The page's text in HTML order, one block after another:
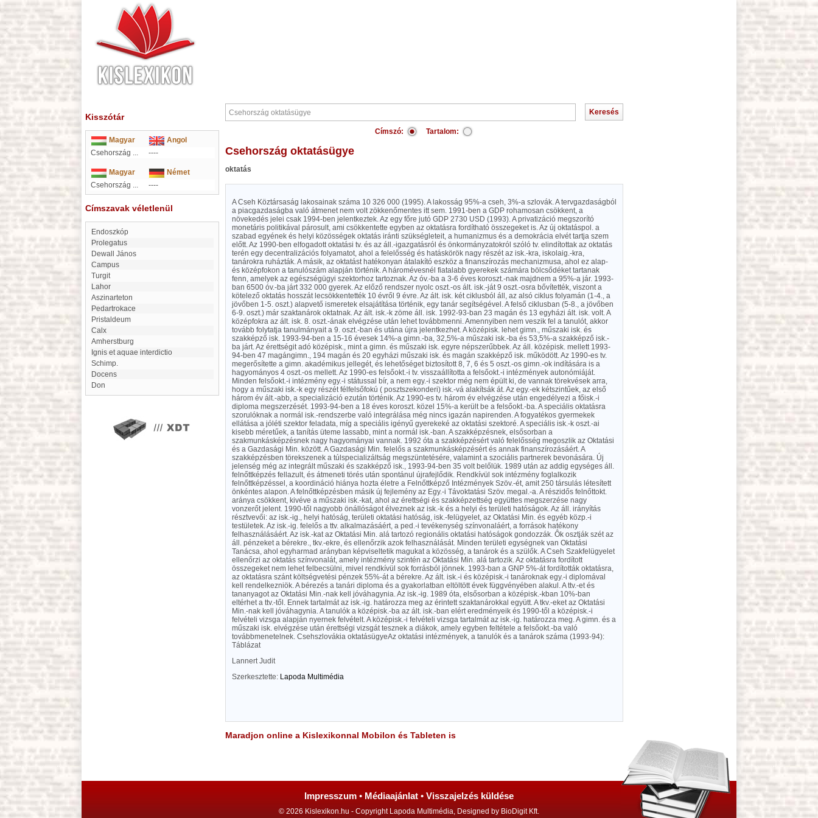
Kisszótár
Magyar
Angol
Csehország ...
----
Magyar
Német
Csehország ...
----
Címszavak véletlenül
endoszkóp
Prolegatus
Dewall János
Campus
Turgit
Lahor
aszinarteton
Pedartrokace
Pristaldeum
Calx
Amherstburg
Ignis et aquae interdictio
Schimp.
Docens
Don
Címszó: Tartalom:
Csehország oktatásügye
oktatás
A Cseh Köztársaság lakosainak száma 10 326 000 (1995). A lakosság 95%-a cseh, 3%-a szlovák. A tervgazdaságból
a piacgazdaságba való átmenet nem volt zökkenőmentes itt sem. 1991-ben a GDP rohamosan csökkent, a
növekedés jelei csak 1994-ben jelentkeztek. Az egy főre jutó GDP 2730 USD (1993). A privatizáció megszorító
monetáris politikával párosult, ami csökkentette egyben az oktatásra fordítható összegeket is. Az új oktatáspol. a
szabad egyének és helyi közösségek oktatás iránti szükségleteit, a humanizmus és a demokrácia elvét tartja szem
előtt. Az 1990-ben elfogadott oktatási tv. és az áll.-igazgatásról és önkormányzatokról szóló tv. elindítottak az oktatás
terén egy decentralizációs folyamatot, ahol a felelősség és hatáskörök nagy részét az isk.-kra, iskolaig.-kra,
tanárokra ruházták. A másik, az oktatást hatékonyan átalakító eszköz a finanszírozás mechanizmusa, ahol ez alap-
és középfokon a tanulószám alapján történik. A háromévesnél fiatalabb gyerekek számára bölcsődéket tartanak
fenn, amelyek az egészségügyi szektorhoz tartoznak. Az óv.-ba a 3-6 éves koroszt.-nak majdnem a 95%-a jár. 1993-
ban 6500 óv.-ba járt 332 000 gyerek. Az előző rendszer nyolc oszt.-os ált. isk.-ját 9 oszt.-osra bővítették, viszont a
kötelező oktatás hosszát lecsökkentették 10 évről 9 évre. Az ált. isk. két ciklusból áll, az alsó ciklus folyamán (1-4., a
jövőben 1-5. oszt.) alapvető ismeretek elsajátítása történik, egy tanár segítségével. A felső ciklusban (5-8., a jövőben
6-9. oszt.) már szaktanárok oktatnak. Az ált. isk.-k zöme áll. isk. 1992-93-ban 23 magán és 13 egyházi ált. isk. volt. A
középfokra az ált. isk. 8. oszt.-ának elvégzése után lehet továbbmenni. Amennyiben nem veszik fel a tanulót, akkor
tovább folytatja tanulmányait a 9. oszt.-ban és utána újra jelentkezhet. A középisk. lehet gimn., műszaki isk. és
szakképző isk. 1993-94-ben a 15-16 évesek 14%-a gimn.-ba, 32,5%-a műszaki isk.-ba és 53,5%-a szakképző isk.-
ba járt. Az érettségit adó középisk., mint a gimn. és műszaki isk. egyre népszerűbbek. Az áll. középisk. mellett 1993-
94-ben 47 magángimn., 194 magán és 20 egyházi műszaki isk. és magán szakképző isk. működött. Az 1990-es tv.
megerősítette a gimn. akadémikus jellegét, és lehetőséget biztosított 8, 7, 6 és 5 oszt.-os gimn.-ok indítására is a
hagyományos 4 oszt.-os mellett. Az 1990-es felsőokt.-i tv. visszaállította a felsőokt.-i intézmények autonómiáját.
Minden felsőokt.-i intézmény egy.-i státussal bír, a nem egy.-i szektor még nem épült ki, de vannak törekvések arra,
hogy a műszaki isk.-k egy részét félfelsőfokú ( posztszekonderi) isk.-vá alakítsák át. Az egy.-ek kétszintűek, az első
három év ált.-abb, a specializáció ezután történik. Az 1990-es tv. három év elvégzése után engedélyezi a főisk.-i
diploma megszerzését. 1993-94-ben a 18 éves koroszt. közel 15%-a került be a felsőokt.-ba. A speciális oktatásra
szorulóknak a normál isk.-rendszerbe való integrálása még nincs igazán napirenden. A fogyatékos gyermekek
ellátása a jóléti szektor feladata, míg a speciális igényű gyerekeké az oktatási szektoré. A speciális isk.-k oszt.-ai
kisebb méretűek, a tanítás üteme lassabb, mint a normál isk.-ban. A szakképzésnek, elsősorban a
szakmunkásképzésnek nagy hagyományai vannak. 1992 óta a szakképzésért való felelősség megoszlik az Oktatási
és a Gazdasági Min. között. A Gazdasági Min. felelős a szakmunkásképzésért és annak finanszírozásáért. A
szakképzésben törekszenek a túlspecializáltság megszüntetésére, valamint a szociális partnerek bevonására. Új
jelenség még az integrált műszaki és szakképző isk., 1993-94-ben 35 volt belőlük. 1989 után az addig egységes áll.
felnőttképzés fellazult, és átmeneti törés után spontánul újrafejlődik. Rendkívül sok intézmény foglalkozik
felnőttképzéssel, a koordináció hiánya hozta életre a Felnőttképző Intézmények Szöv.-ét, amit 250 társulás létesített
önkéntes alapon. A felnőttképzésben másik új fejlemény az Egy.-i Távoktatási Szöv. megal.-a. A részidős felnőttokt.
aránya csökkent, kivéve a műszaki isk.-kat, ahol az érettségi és szakképzettség együttes megszerzése nagy
vonzerőt jelent. 1990-től nagyobb önállóságot élveznek az isk.-k és a helyi és területi hatóságok. Az áll. irányítás
résztvevői: az isk.-ig., helyi hatóság, területi oktatási hatóság, isk.-felügyelet, az Oktatási Min. és egyéb közp.-i
testületek. Az isk.-ig. felelős a ttv. alkalmazásáért, a ped.-i tevékenység színvonaláért, a források hatékony
felhasználásáért. Az isk.-kat az Oktatási Min. alá tartozó regionális oktatási hatóságok gondozzák. Ôk osztják szét az
áll. pénzeket a bérekre., tkv.-ekre, és ellenőrzik azok felhasználását. Minden területi egységnek van Oktatási
Tanácsa, ahol egyharmad arányban képviseltetik magukat a közösség, a tanárok és a szülők. A Cseh Szakfelügyelet
ellenőrzi az oktatás színvonalát, amely intézmény szintén az Oktatási Min. alá tartozik. Az oktatásra fordított
összegeket nem lehet felbecsülni, mivel rendkívül sok forrásból jönnek. 1993-ban a GNP 5%-át fordították oktatásra,
az oktatásra szánt költségvetési pénzek 55%-át a bérekre. Az ált. isk.-i és középisk.-i tanároknak egy.-i diplomával
kell rendelkezniök. A bérezés a tanári diploma és a gyakorlatban eltöltött évek függvényében alakul. A ttv.-et és
tananyagot az Oktatási Min.-nak kell jóváhagynia. Az isk.-ig. 1989 óta, elsősorban a középisk.-kban 10%-ban
eltérhet a ttv.-től. Ennek tartalmát az isk.-ig. határozza meg az érintett szaktanárokkal együtt. A tkv.-eket az Oktatási
Min.-nak kell jóváhagynia. A tanulók a középisk.-ba az ált. isk.-ban elért eredményeik és 1990-től a középisk.-i
felvételi vizsga alapján nyernek felvételt. A középisk.-i felvételi vizsga tartalmát az isk.-ig. határozza meg. A gimn. és a
műszaki isk. elvégzése után érettségi vizsgát tesznek a diákok, amely egyben feltétele a felsőokt.-ba való
továbbmenetelnek. Csehszlovákia oktatásügyeAz oktatási intézmények, a tanulók és a tanárok száma (1993-94):
Táblázat
Lannert Judit
Szerkesztette: Lapoda Multimédia
Maradjon online a Kislexikonnal Mobilon és Tableten is
Impresszum • Médiaajánlat • Visszajelzés küldése
© 2026 Kislexikon.hu - Copyright Lapoda Multimédia, Designed by BioDigit Kft.